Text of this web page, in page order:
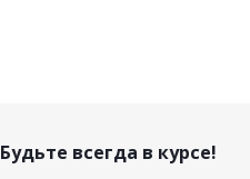
Будьте всегда в курсе!